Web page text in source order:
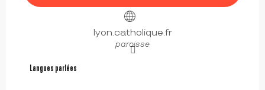
lyon.catholique.fr
paroisse
Langues parlées
Langues parlées